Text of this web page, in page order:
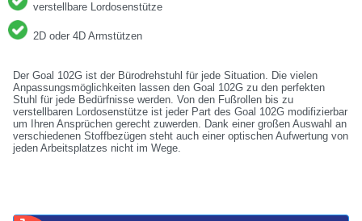
verstellbare Lordosenstütze
2D oder 4D Armstützen
Der Goal 102G ist der Bürodrehstuhl für jede Situation. Die vielen
Anpassungsmöglichkeiten lassen den Goal 102G zu den perfekten
Stuhl für jede Bedürfnisse werden. Von den Fußrollen bis zu
verstellbaren Lordosenstütze ist jeder Part des Goal 102G modifizierbar
um Ihren Ansprüchen gerecht zuwerden. Dank einer großen Auswahl an
verschiedenen Stoffbezügen steht auch einer optischen Aufwertung von
jeden Arbeitsplatzes nicht im Wege.